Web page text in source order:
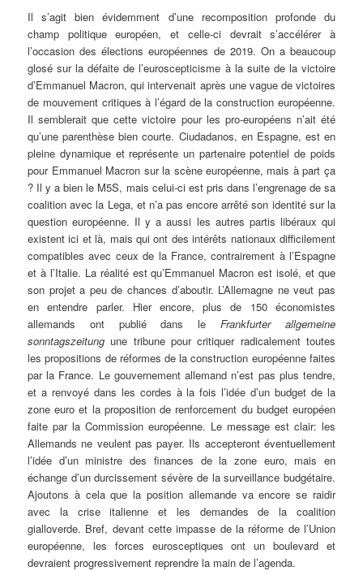
Il s’agit bien évidemment d’une recomposition profonde du
champ politique européen, et celle-ci devrait s’accélérer à
l’occasion des élections européennes de 2019. On a beaucoup
glosé sur la défaite de l’euroscepticisme à la suite de la victoire
d’Emmanuel Macron, qui intervenait après une vague de victoires
de mouvement critiques à l’égard de la construction européenne.
Il semblerait que cette victoire pour les pro-européens n’ait été
qu’une parenthèse bien courte. Ciudadanos, en Espagne, est en
pleine dynamique et représente un partenaire potentiel de poids
pour Emmanuel Macron sur la scène européenne, mais à part ça
? Il y a bien le M5S, mais celui-ci est pris dans l’engrenage de sa
coalition avec la Lega, et n’a pas encore arrêté son identité sur la
question européenne. Il y a aussi les autres partis libéraux qui
existent ici et là, mais qui ont des intérêts nationaux difficilement
compatibles avec ceux de la France, contrairement à l’Espagne
et à l’Italie. La réalité est qu’Emmanuel Macron est isolé, et que
son projet a peu de chances d’aboutir. L’Allemagne ne veut pas
en entendre parler. Hier encore, plus de 150 économistes
allemands ont publié dans leFrankfurter allgemeine
sonntagszeitungune tribune pour critiquer radicalement toutes
les propositions de réformes de la construction européenne faites
par la France. Le gouvernement allemand n’est pas plus tendre,
et a renvoyé dans les cordes à la fois l’idée d’un budget de la
zone euro et la proposition de renforcement du budget européen
faite par la Commission européenne. Le message est clair: les
Allemands ne veulent pas payer. Ils accepteront éventuellement
l’idée d’un ministre des finances de la zone euro, mais en
échange d’un durcissement sévère de la surveillance budgétaire.
Ajoutons à cela que la position allemande va encore se raidir
avec la crise italienne et les demandes de la coalition
gialloverde. Bref, devant cette impasse de la réforme de l’Union
européenne, les forces eurosceptiques ont un boulevard et
devraient progressivement reprendre la main de l’agenda.